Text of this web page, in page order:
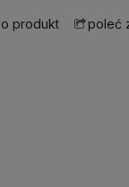
produkt poleć